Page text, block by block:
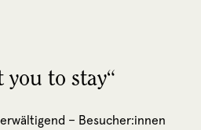
you to stay“
– Besucher:innen